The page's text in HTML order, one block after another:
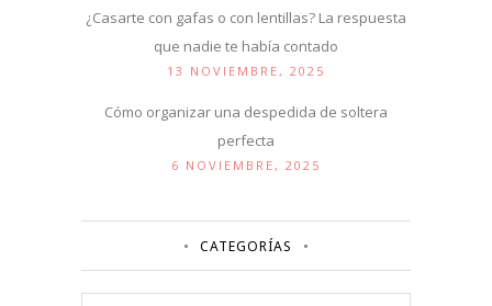
¿Casarte con gafas o con lentillas? La respuesta
que nadie te había contado
13 NOVIEMBRE, 2025
Cómo organizar una despedida de soltera
perfecta
6 NOVIEMBRE, 2025
CATEGORÍAS